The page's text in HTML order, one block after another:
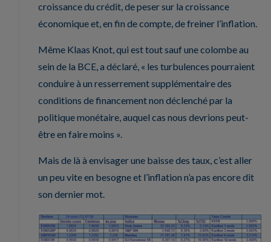
croissance du crédit, de peser sur la croissance
économique et, en fin de compte, de freiner l’inflation.
Même Klaas Knot, qui est tout sauf une colombe au
sein de la BCE, a déclaré, « les turbulences pourraient
conduire à un resserrement supplémentaire des
conditions de financement non déclenché par la
politique monétaire, auquel cas nous devrions peut-
être en faire moins ».
Mais de là à envisager une baisse des taux, c’est aller
un peu vite en besogne et l’inflation n’a pas encore dit
son dernier mot.